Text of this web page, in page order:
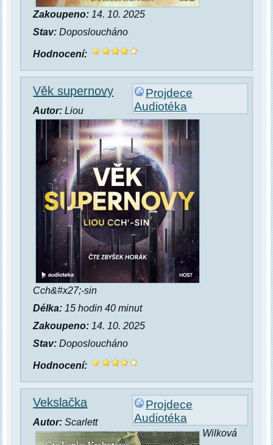
Zakoupeno: 14. 10. 2025
Stav: Doposloucháno
Hodnocení:
Projdece
Audiotéka
Věk supernovy
Autor: Liou
Cch&#x27;-sin
Délka: 15 hodin 40 minut
Zakoupeno: 14. 10. 2025
Stav: Doposloucháno
Hodnocení:
Projdece
Audiotéka
Vekslačka
Autor: Scarlett
Wilková